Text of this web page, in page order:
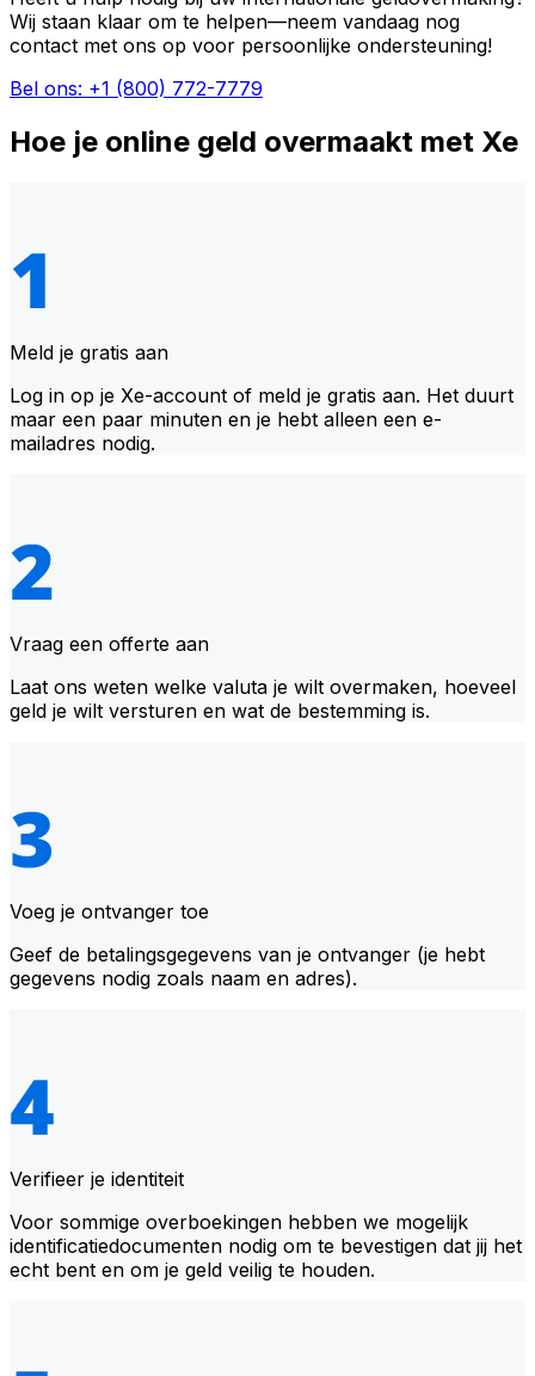
Wij staan klaar om te helpen—neem vandaag nog
contact met ons op voor persoonlijke ondersteuning!
Bel ons: +1 (800) 772-7779
Hoe je online geld overmaakt met Xe
Meld je gratis aan
Log in op je Xe-account of meld je gratis aan. Het duurt
maar een paar minuten en je hebt alleen een e-
mailadres nodig.
Vraag een offerte aan
Laat ons weten welke valuta je wilt overmaken, hoeveel
geld je wilt versturen en wat de bestemming is.
Voeg je ontvanger toe
Geef de betalingsgegevens van je ontvanger (je hebt
gegevens nodig zoals naam en adres).
Verifieer je identiteit
Voor sommige overboekingen hebben we mogelijk
identificatiedocumenten nodig om te bevestigen dat jij het
echt bent en om je geld veilig te houden.